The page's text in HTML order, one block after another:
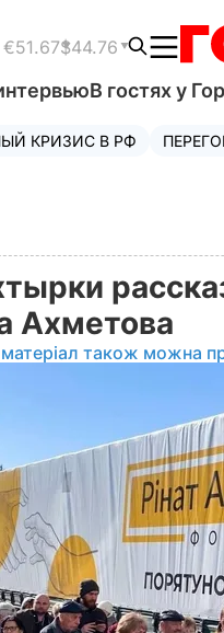
€51.67$44.76
В гостях у
КРИЗИС В РФ
Ахметова
також можна